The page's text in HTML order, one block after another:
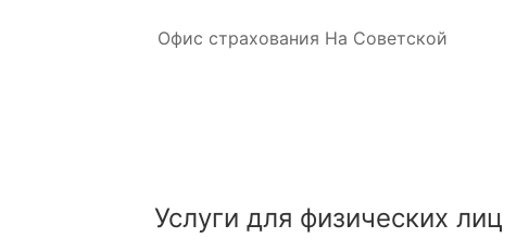
Офис страхования На Советской
Услуги для физических лиц